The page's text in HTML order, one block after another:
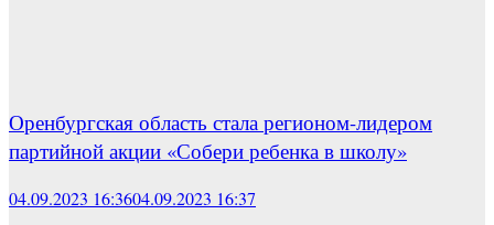
Оренбургская область стала регионом-лидером
партийной акции «Собери ребенка в школу»
04.09.2023 16:3604.09.2023 16:37